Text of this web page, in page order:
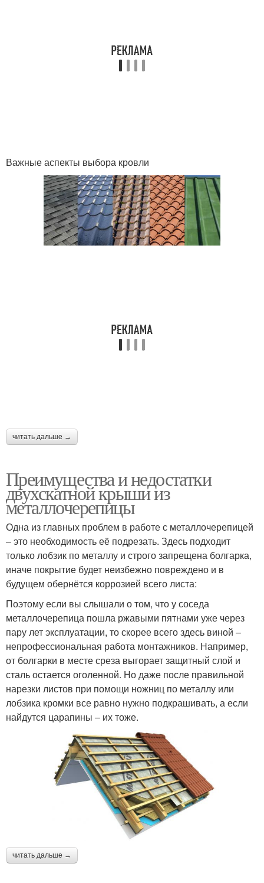
Пристройки с крышей Новая крыша
Двускатные
конструкции
односкатную крышу
Металлочерепицы на
двухскатную крышу
Крыша без потолка
Крыша с большим
выносом
Двускатная кровля
Крыша на даче
Крыши из кирпича
Руководство для
двухскатной крыши
Важные аспекты выбора кровли
читать дальше →
Преимущества и недостатки
двухскатной крыши из
металлочерепицы
Одна из главных проблем в работе с металлочерепицей
– это необходимость её подрезать. Здесь подходит
только лобзик по металлу и строго запрещена болгарка,
иначе покрытие будет неизбежно повреждено и в
будущем обернётся коррозией всего листа:
Поэтому если вы слышали о том, что у соседа
металлочерепица пошла ржавыми пятнами уже через
пару лет эксплуатации, то скорее всего здесь виной –
непрофессиональная работа монтажников. Например,
от болгарки в месте среза выгорает защитный слой и
сталь остается оголенной. Но даже после правильной
нарезки листов при помощи ножниц по металлу или
лобзика кромки все равно нужно подкрашивать, а если
найдутся царапины – их тоже.
читать дальше →